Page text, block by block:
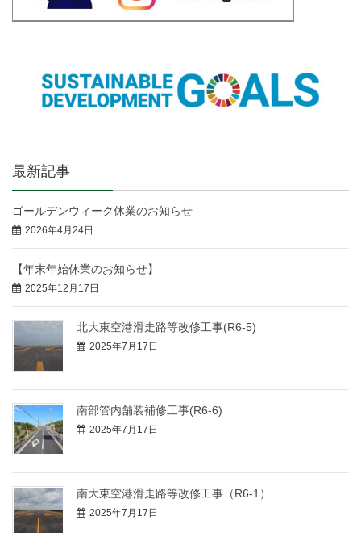
最新記事
ゴールデンウィーク休業のお知らせ
2026年4月24日
【年末年始休業のお知らせ】
2025年12月17日
北大東空港滑走路等改修工事(R6-5)
2025年7月17日
南部管内舗装補修工事(R6-6)
2025年7月17日
南大東空港滑走路等改修工事（R6-1）
2025年7月17日